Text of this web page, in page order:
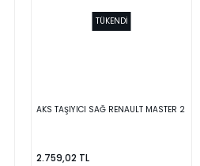
TÜKENDİ
AKS TAŞIYICI SAĞ RENAULT MASTER 2
2.759,02 TL